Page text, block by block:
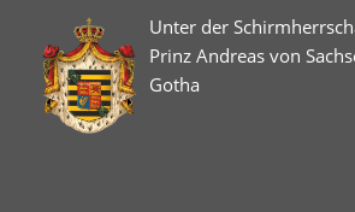
Unter der
Prinz Andreas von
Gotha